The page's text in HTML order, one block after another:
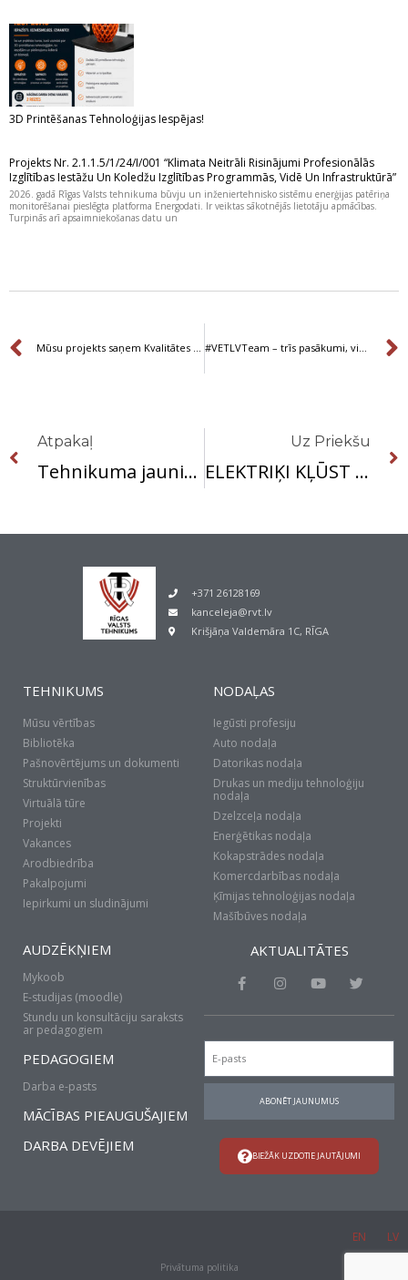
3D Printēšanas Tehnoloģijas Iespējas!
Projekts Nr. 2.1.1.5/1/24/I/001 “Klimata Neitrāli Risinājumi Profesionālās
Izglītības Iestāžu Un Koledžu Izglītības Programmās, Vidē Un Infrastruktūrā”
2026. gadā Rīgas Valsts tehnikuma būvju un inženiertehnisko sistēmu enerģijas patēriņa
monitorēšanai pieslēgta platforma Energodati. Ir veiktas sākotnējās lietotāju apmācības.
Turpinās arī apsaimniekošanas datu un
Prev Mūsu projekts saņem Kvalitātes balvu Erasmus+ ietvaros. #VETLVTeam – trīs pasākumi, viena kopīga iedvesma!
Atpakaļ
Tehnikuma jaunieši sacenšas dambretē.
Uz Priekšu
ELEKTRIĶI KĻŪST PAR RVT BASKETBOLA TURNĪRA UZVARĒTĀJIEM!
+371 26128169
kanceleja@rvt.lv
Krišjāņa Valdemāra 1C, RĪGA
TEHNIKUMS
Mūsu vērtības
Bibliotēka
Pašnovērtējums un dokumenti
Struktūrvienības
Virtuālā tūre
Projekti
Vakances
Arodbiedrība
Pakalpojumi
Iepirkumi un sludinājumi
NODAĻAS
Iegūsti profesiju
Auto nodaļa
Datorikas nodaļa
Drukas un mediju tehnoloģiju
nodaļa
Dzelzceļa nodaļa
Enerģētikas nodaļa
Kokapstrādes nodaļa
Komercdarbības nodaļa
Ķīmijas tehnoloģijas nodaļa
Mašībūves nodaļa
AUDZĒKŅIEM
Mykoob
E-studijas (moodle)
Stundu un konsultāciju saraksts
ar pedagogiem
PEDAGOGIEM
Darba e-pasts
MĀCĪBAS PIEAUGUŠAJIEM
DARBA DEVĒJIEM
AKTUALITĀTES
F
a
b
o
k
I
n
a
a
Y
u
T
t
ABONĒT JAUNUMUS
BIEŽĀK UZDOTIE JAUTĀJUMI
Privātuma politika
EN LV